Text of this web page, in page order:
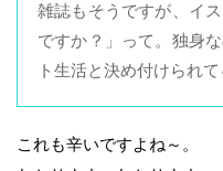
雑誌もそうですが、イ
ですか？」って。独身
ト生活と決め付けられ
これも辛いですよね～。